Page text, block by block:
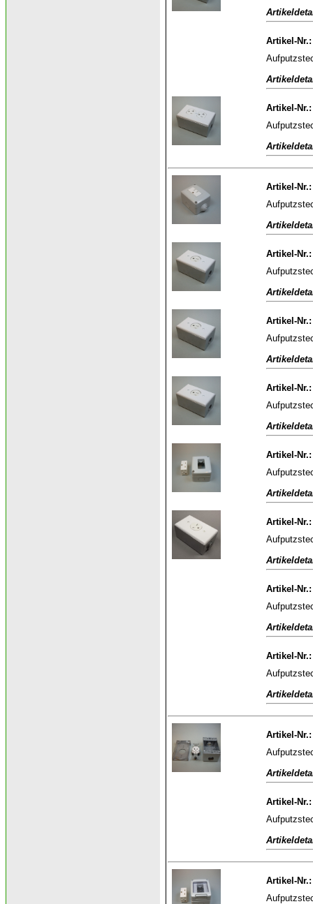
Artikel-Nr.:
Artikel-Nr.:
Artikel-Nr.:
Artikel-Nr.:
Artikel-Nr.:
Artikel-Nr.:
Artikel-Nr.:
Artikel-Nr.:
Artikel-Nr.:
Artikel-Nr.:
Artikel-Nr.:
Artikel-Nr.:
Artikel-Nr.: